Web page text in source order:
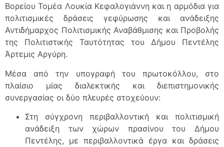
Βορείου Τομέα Λουκία Κεφαλογιάννη και η αρμόδια για
πολιτισμικές δράσεις γεφύρωσης και ανάδειξης
Αντιδήμαρχος Πολιτισμικής Αναβάθμισης και Προβολής
της Πολιτιστικής Ταυτότητας του Δήμου Πεντέλης
Άρτεμις Αργύρη.
Μέσα από την υπογραφή του πρωτοκόλλου, στο
πλαίσιο μίας διαλεκτικής και διεπιστημονικής
συνεργασίας οι δύο πλευρές στοχεύουν:
Στη σύγχρονη περιβαλλοντική και πολιτισμική
ανάδειξη των χώρων πρασίνου του Δήμου
Πεντέλης, με περιβαλλοντικά έργα και δράσεις